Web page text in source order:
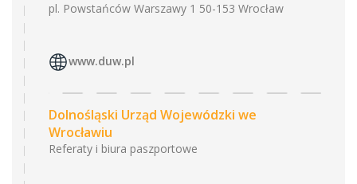
pl. Powstańców Warszawy 1 50-153 Wrocław
www.duw.pl
Dolnośląski Urząd Wojewódzki we
Wrocławiu
Referaty i biura paszportowe